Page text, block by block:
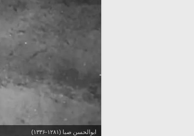
ابوالحسن صبا (۱۲۸۱-۱۳۳۶)